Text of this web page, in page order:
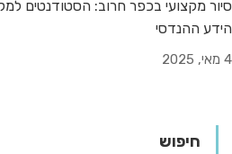
סיור מקצועי בכפר חרוב: הסטודנטים
הידע ההנדסי
4 מאי, 2025
חיפוש